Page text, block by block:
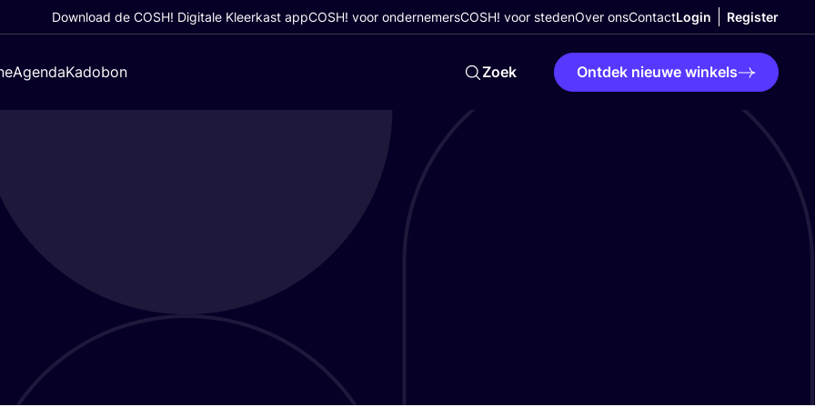
Download de COSH! Digitale Kleerkast appCOSH! voor ondernemersCOSH! voor stedenOver onsContactLogin Register
AgendaKadobon Zoek Ontdek nieuwe winkels